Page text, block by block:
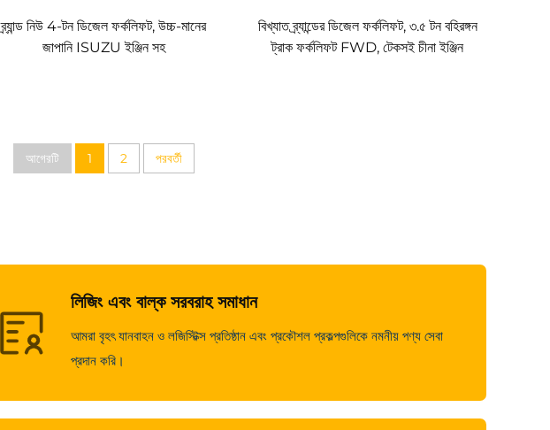
ব্র্যান্ড নিউ 4-টন ডিজেল ফর্কলিফট, উচ্চ-মানের
জাপানি ISUZU ইঞ্জিন সহ
বিখ্যাত ব্র্যান্ডের ডিজেল ফর্কলিফট, ৩.৫ টন বহিরঙ্গন
ট্রাক ফর্কলিফট FWD, টেকসই চীনা ইঞ্জিন
আগেরটি 1 2 পরবর্তী
লিজিং এবং বাল্ক সরবরাহ সমাধান
আমরা বৃহৎ যানবাহন ও লজিস্টিক্স প্রতিষ্ঠান এবং প্রকৌশল প্রকল্পগুলিকে নমনীয় পণ্য সেবা
প্রদান করি।